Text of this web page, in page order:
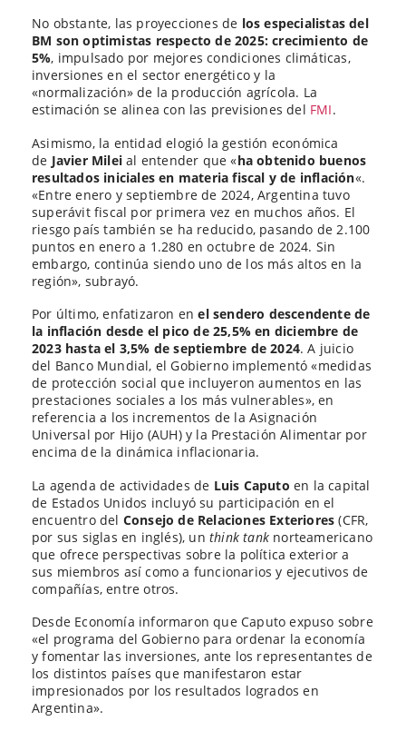
No obstante, las proyecciones de los especialistas del
BM son optimistas respecto de 2025: crecimiento de
5%, impulsado por mejores condiciones climáticas,
inversiones en el sector energético y la
«normalización» de la producción agrícola. La
estimación se alinea con las previsiones del FMI.
Asimismo, la entidad elogió la gestión económica
de Javier Milei al entender que «ha obtenido buenos
resultados iniciales en materia fiscal y de inflación«.
«Entre enero y septiembre de 2024, Argentina tuvo
superávit fiscal por primera vez en muchos años. El
riesgo país también se ha reducido, pasando de 2.100
puntos en enero a 1.280 en octubre de 2024. Sin
embargo, continúa siendo uno de los más altos en la
región», subrayó.
Por último, enfatizaron enel sendero descendente de
la inflación desde el pico de 25,5% en diciembre de
2023 hasta el 3,5% de septiembre de 2024. A juicio
del Banco Mundial, el Gobierno implementó «medidas
de protección social que incluyeron aumentos en las
prestaciones sociales a los más vulnerables», en
referencia a los incrementos de la Asignación
Universal por Hijo (AUH) y la Prestación Alimentar por
encima de la dinámica inflacionaria.
La agenda de actividades de Luis Caputo en la capital
de Estados Unidos incluyó su participación en el
encuentro del Consejo de Relaciones Exteriores (CFR,
por sus siglas en inglés), un think tank norteamericano
que ofrece perspectivas sobre la política exterior a
sus miembros así como a funcionarios y ejecutivos de
compañías, entre otros.
Desde Economía informaron que Caputo expuso sobre
«el programa del Gobierno para ordenar la economía
y fomentar las inversiones, ante los representantes de
los distintos países que manifestaron estar
impresionados por los resultados logrados en
Argentina».